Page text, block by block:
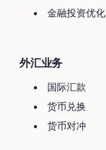
金融投资优化
外汇业务
国际汇款
货币兑换
货币对冲